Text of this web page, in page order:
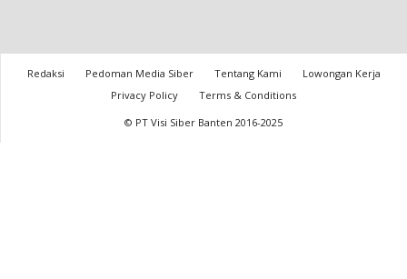
Redaksi Pedoman Media Siber Tentang Kami
Lowongan Kerja
Privacy Policy
Terms & Conditions
© PT Visi Siber Banten 2016-2025